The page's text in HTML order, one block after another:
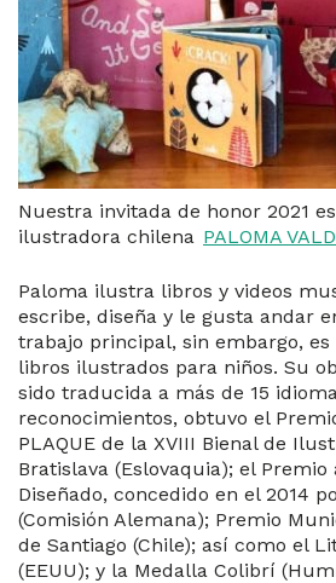
Nuestra invitada de honor 2021
ilustradora chilena PALOMA
Paloma ilustra libros y videos
escribe, diseña y le gusta andar
trabajo principal, sin embargo,
libros ilustrados para niños. Su
sido traducida a más de 15
reconocimientos, obtuvo el
PLAQUE de la XVIII Bienal de
Bratislava (Eslovaquia); el
Diseñado, concedido en el 2014
(Comisión Alemana); Premio
de Santiago (Chile); así como el
(EEUU); y la Medalla Colibrí